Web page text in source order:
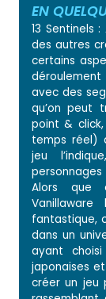
EN
13 Sentinels
des autres
certains
avec des
qu’on peut
point &
temps réel)
jeu
Alors que
fantastique,
dans un
ayant
japonaises
créer un jeu